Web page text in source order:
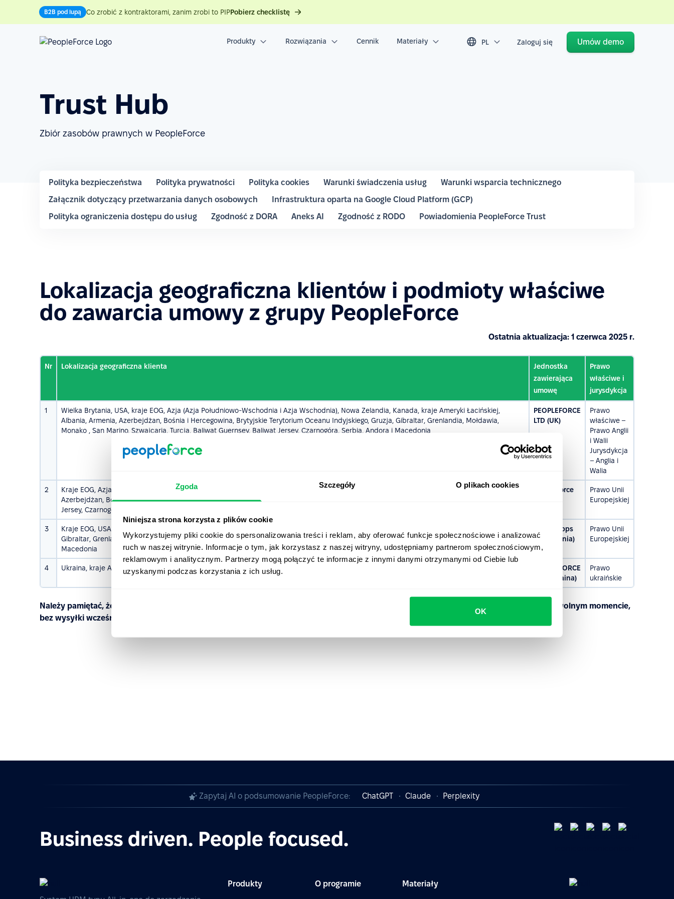
Zgoda Szczegóły O plikach cookies
Niniejsza strona korzysta z plików cookie
Wykorzystujemy pliki cookie do spersonalizowania treści i reklam, aby oferować funkcje społecznościowe i analizować
ruch w naszej witrynie. Informacje o tym, jak korzystasz z naszej witryny, udostępniamy partnerom społecznościowym,
reklamowym i analitycznym. Partnerzy mogą połączyć te informacje z innymi danymi otrzymanymi od Ciebie lub
uzyskanymi podczas korzystania z ich usług.
OK
B2B pod lupą Co zrobić z kontraktorami, zanim zrobi to PIPPobierz checklistę
Produkty Rozwiązania Cennik Materiały PL Zaloguj się Umów demo
Trust Hub
Zbiór zasobów prawnych w PeopleForce
Polityka bezpieczeństwa Polityka prywatności Polityka cookies Warunki świadczenia usług
Warunki wsparcia technicznego
Załącznik dotyczący przetwarzania danych osobowych
Infrastruktura oparta na Google Cloud Platform (GCP)
Polityka ograniczenia dostępu do usług
Zgodność z DORA Aneks AI Zgodność z RODO Powiadomienia PeopleForce Trust
Lokalizacja geograficzna klientów i podmioty właściwe
do zawarcia umowy z grupy PeopleForce
Ostatnia aktualizacja: 1 czerwca 2025 r.
Nr Lokalizacja geograficzna klienta
Jednostka
zawierająca
umowę
Prawo
właściwe i
jurysdykcja
1
Wielka Brytania, USA, kraje EOG, Azja (Azja Południowo-Wschodnia i Azja Wschodnia), Nowa Zelandia, Kanada, kraje Ameryki Łacińskiej,
Albania, Armenia, Azerbejdżan, Bośnia i Hercegowina, Brytyjskie Terytorium Oceanu Indyjskiego, Gruzja, Gibraltar, Grenlandia, Mołdawia,
Monako , San Marino, Szwajcaria, Turcja, Baliwat Guernsey, Baliwat Jersey, Czarnogóra, Serbia, Andora i Macedonia
PEOPLEFORCE
LTD (UK)
Prawo
właściwe –
Prawo Anglii
i Walii
Jurysdykcja
– Anglia i
Walia
2
Kraje EOG, Azja (Azja Południowo-Wschodnia i Azja Wschodnia), USA, Nowa Zelandia, Kanada, kraje Ameryki Łacińskiej, Albania, Armenia,
Azerbejdżan, Bośnia i Hercegowina, Gruzja, Gibraltar, Grenlandia, Mołdawia, Monako, San Marino, Szwajcaria, Turcja, Baliwat Guernsey, Baliwat
Jersey, Czarnogóra, Serbia, Andora i Macedonia
PeopleForce
Prawo Unii
Europejskiej
3
Kraje EOG, USA, Nowa Zelandia, Kanada, Japonia, Chiny, kraje Ameryki Łacińskiej, Albania, Armenia, Azerbejdżan, Bośnia i Hercegowina, Gruzja,
Gibraltar, Grenlandia, Mołdawia, Monako, San Marino, Szwajcaria, Turcja, Baliwat Guernsey, Baliwat Jersey, Czarnogóra, Serbia, Andora i
Macedonia
PeopleApps
OÜ (Estonia)
Prawo Unii
Europejskiej
4 Ukraina, kraje Azji Centralnej
PEOPLEFORCE
LLC (Ukraina)
Prawo
ukraińskie
Należy pamiętać, że jednostki zawierające umowę, prawo właściwe i jurysdykcja podana powyżej mogą ulec zmianie lub aktualizacji w dowolnym momencie,
bez wysyłki wcześniejszego powiadomienia.
Zapytaj AI o podsumowanie PeopleForce: ChatGPT Claude Perplexity
Business driven. People focused.
Produkty O programie Materiały